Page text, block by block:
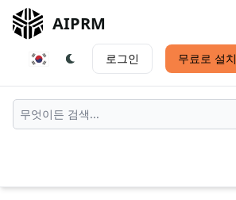
AIPRM
로그인 무료로 설치